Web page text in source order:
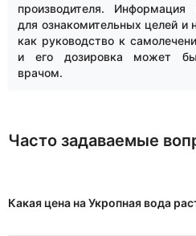
производителя. Информация
для ознакомительных целей и
как руководство к
и его дозировка может
врачом.
Часто задаваемые
Какая цена на Укропная вода